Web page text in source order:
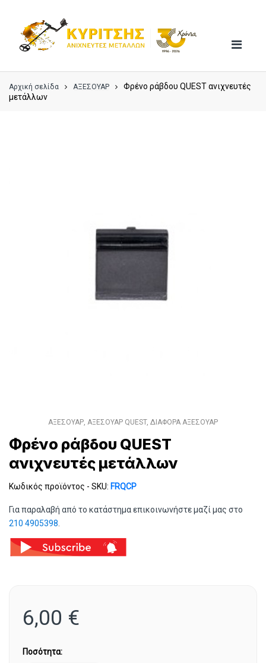
navigation
content
Αρχική σελίδα ΑΞΕΣΟΥΑΡ
Φρένο ράβδου QUEST ανιχνευτές
μετάλλων
ΑΞΕΣΟΥΑΡ ΑΞΕΣΟΥΑΡ QUEST, ΔΙΑΦΟΡΑ ΑΞΕΣΟΥΑΡ
Φρένο ράβδου QUEST
ανιχνευτές μετάλλων
Κωδικός προϊόντος - SKU: FRQCP
Για παραλαβή από το κατάστημα επικοινωνήστε μαζί μας στο
210 4905398
6,00 €
Ποσότητα: